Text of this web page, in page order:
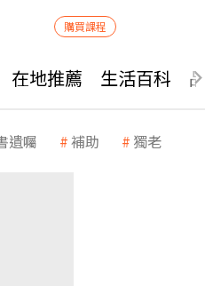
購買課程
在地推薦 生活百科
遺囑 補助 獨老